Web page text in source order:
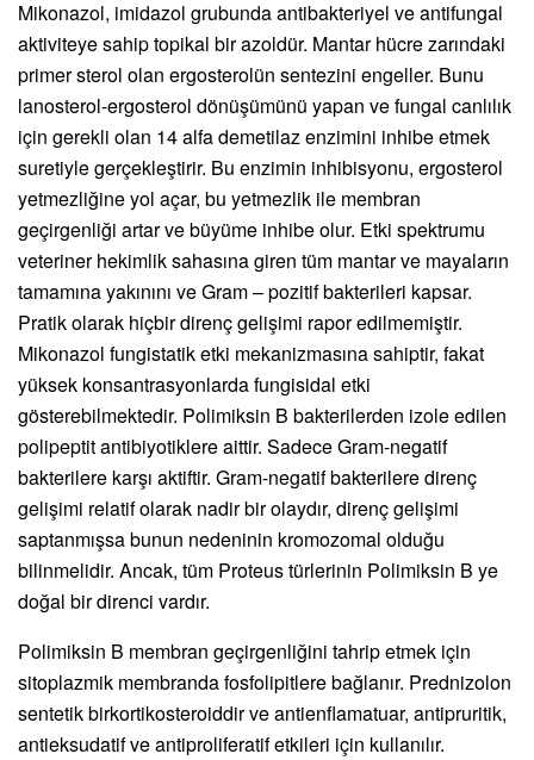
Mikonazol, imidazol grubunda antibakteriyel ve antifungal
aktiviteye sahip topikal bir azoldür. Mantar hücre zarındaki
primer sterol olan ergosterolün sentezini engeller. Bunu
lanosterol-ergosterol dönüşümünü yapan ve fungal canlılık
için gerekli olan 14 alfa demetilaz enzimini inhibe etmek
suretiyle gerçekleştirir. Bu enzimin inhibisyonu, ergosterol
yetmezliğine yol açar, bu yetmezlik ile membran
geçirgenliği artar ve büyüme inhibe olur. Etki spektrumu
veteriner hekimlik sahasına giren tüm mantar ve mayaların
tamamına yakınını ve Gram – pozitif bakterileri kapsar.
Pratik olarak hiçbir direnç gelişimi rapor edilmemiştir.
Mikonazol fungistatik etki mekanizmasına sahiptir, fakat
yüksek konsantrasyonlarda fungisidal etki
gösterebilmektedir. Polimiksin B bakterilerden izole edilen
polipeptit antibiyotiklere aittir. Sadece Gram-negatif
bakterilere karşı aktiftir. Gram-negatif bakterilere direnç
gelişimi relatif olarak nadir bir olaydır, direnç gelişimi
saptanmışsa bunun nedeninin kromozomal olduğu
bilinmelidir. Ancak, tüm Proteus türlerinin Polimiksin B ye
doğal bir direnci vardır.
Polimiksin B membran geçirgenliğini tahrip etmek için
sitoplazmik membranda fosfolipitlere bağlanır. Prednizolon
sentetik birkortikosteroiddir ve antienflamatuar, antipruritik,
antieksudatif ve antiproliferatif etkileri için kullanılır.